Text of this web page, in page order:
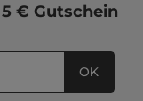
5 € Gutschein
OK